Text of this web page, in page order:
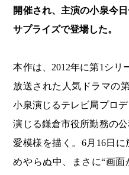
開催され、主演の小泉今
サプライズで登場した。
本作は、2012年に第1シリ
放送された人気ドラマの
小泉演じるテレビ局プロ
演じる鎌倉市役所勤務の
愛模様を描く。6月16日
めやらぬ中、まさに“画